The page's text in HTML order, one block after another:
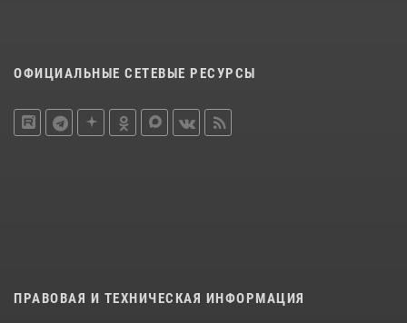
ОФИЦИАЛЬНЫЕ СЕТЕВЫЕ РЕСУРСЫ
ПРАВОВАЯ И ТЕХНИЧЕСКАЯ ИНФОРМАЦИЯ